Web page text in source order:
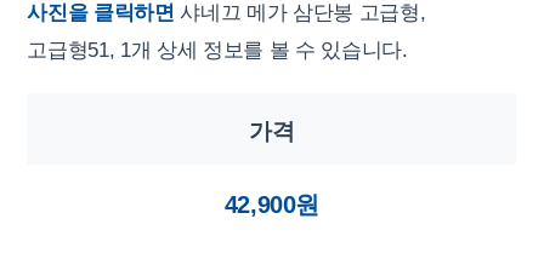
사진을 클릭하면 샤네끄 메가 삼단봉 고급형,
고급형51, 1개 상세 정보를 볼 수 있습니다.
가격
42,900원